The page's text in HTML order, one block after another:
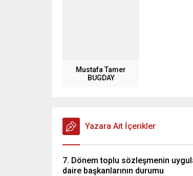
Mustafa Tamer
BUGDAY
Yazara Ait İçerikler
7. Dönem toplu sözleşmenin
daire başkanlarının durumu